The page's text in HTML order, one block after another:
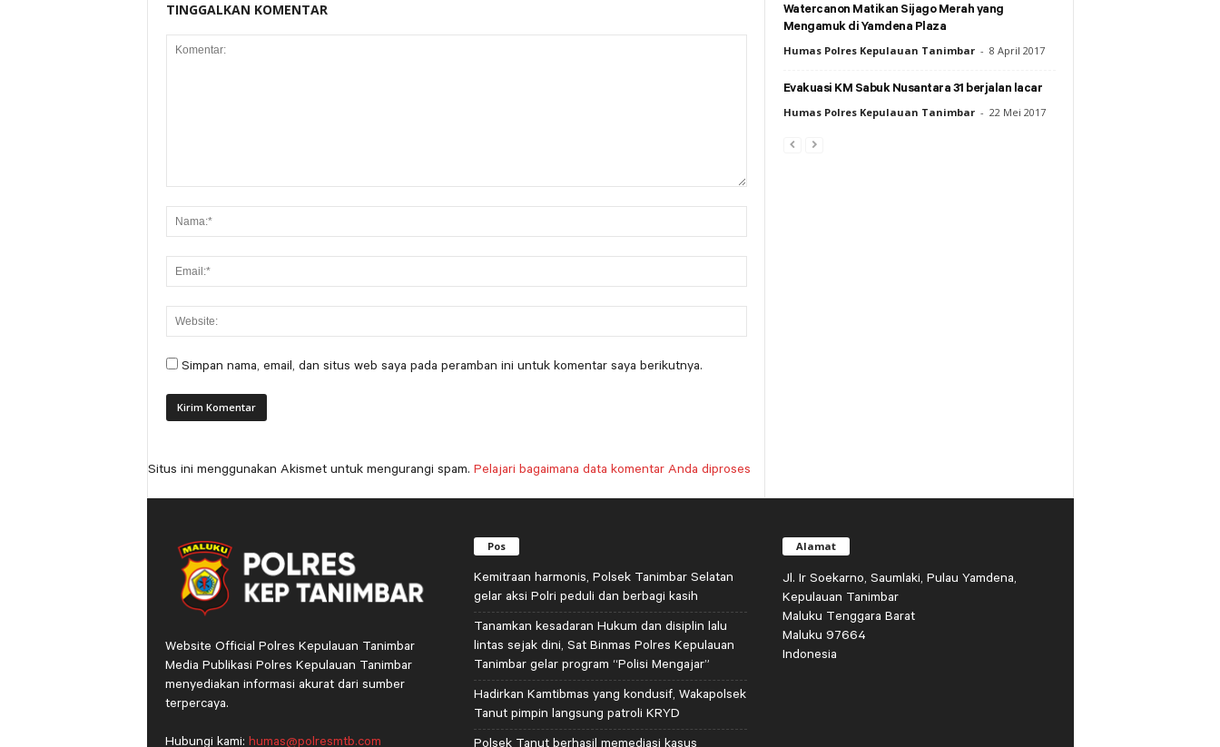
TINGGALKAN KOMENTAR
Simpan nama, email, dan situs web saya pada peramban ini untuk komentar saya berikutnya.
Situs ini menggunakan Akismet untuk mengurangi spam. Pelajari bagaimana data komentar Anda diproses
Watercanon Matikan Sijago Merah yang
Mengamuk di Yamdena Plaza
Humas Polres Kepulauan Tanimbar - 8 April 2017
Evakuasi KM Sabuk Nusantara 31 berjalan lacar
Humas Polres Kepulauan Tanimbar - 22 Mei 2017
Website Official Polres Kepulauan Tanimbar
Media Publikasi Polres Kepulauan Tanimbar
menyediakan informasi akurat dari sumber
terpercaya.
Hubungi kami: humas@polresmtb.com
Pos
Kemitraan harmonis, Polsek Tanimbar Selatan
gelar aksi Polri peduli dan berbagi kasih
Tanamkan kesadaran Hukum dan disiplin lalu
lintas sejak dini, Sat Binmas Polres Kepulauan
Tanimbar gelar program “Polisi Mengajar”
Hadirkan Kamtibmas yang kondusif, Wakapolsek
Tanut pimpin langsung patroli KRYD
Polsek Tanut berhasil memediasi kasus
Alamat
Jl. Ir Soekarno, Saumlaki, Pulau Yamdena,
Kepulauan Tanimbar
Maluku Tenggara Barat
Maluku 97664
Indonesia